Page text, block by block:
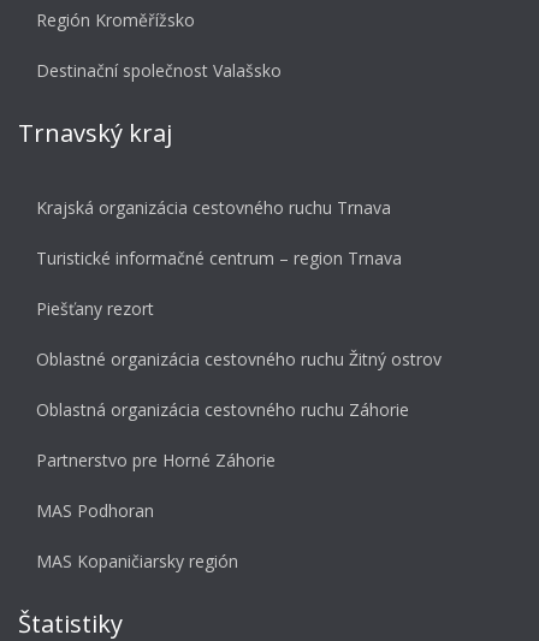
Región Kroměřížsko
Destinační společnost Valašsko
Trnavský kraj
Krajská organizácia cestovného ruchu Trnava
Turistické informačné centrum – region Trnava
Piešťany rezort
Oblastné organizácia cestovného ruchu Žitný ostrov
Oblastná organizácia cestovného ruchu Záhorie
Partnerstvo pre Horné Záhorie
MAS Podhoran
MAS Kopaničiarsky región
Štatistiky